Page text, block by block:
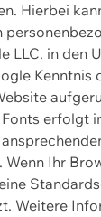
Hierbei
LLC. in den
Kenntnis
erfolgt
Wenn Ihr
Weitere